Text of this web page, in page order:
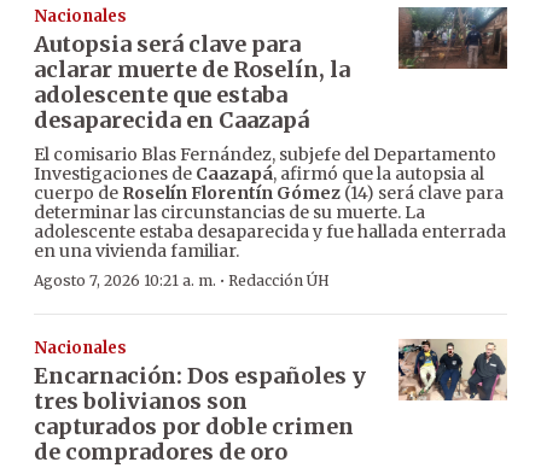
Nacionales
Autopsia será clave para
aclarar muerte de Roselín, la
adolescente que estaba
desaparecida en Caazapá
El comisario Blas Fernández, subjefe del Departamento
Investigaciones de Caazapá, afirmó que la autopsia al
cuerpo de Roselín Florentín Gómez (14) será clave para
determinar las circunstancias de su muerte. La
adolescente estaba desaparecida y fue hallada enterrada
en una vivienda familiar.
Agosto 7, 2026 10:21 a. m. · Redacción ÚH
Nacionales
Encarnación: Dos españoles y
tres bolivianos son
capturados por doble crimen
de compradores de oro